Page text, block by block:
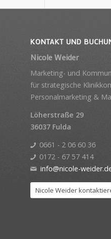
KONTAKT UND
Nicole Weider
Marketing- und
für strategische
Personalmarketing &
Löherstraße 29
36037 Fulda
0661 - 2 06 60 36
0172 - 67 57 414
info@nicole-
Nicole Weider